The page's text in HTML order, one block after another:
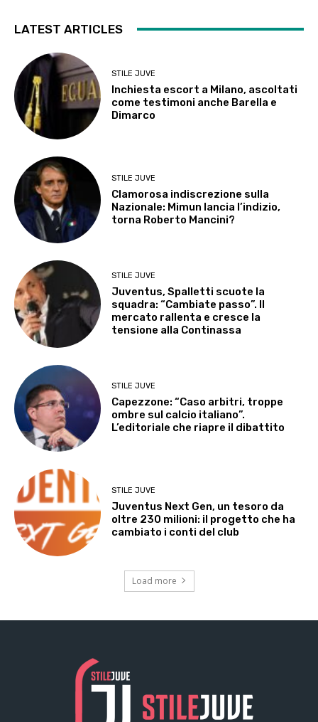
LATEST ARTICLES
STILE JUVE
Inchiesta escort a Milano, ascoltati
come testimoni anche Barella e
Dimarco
STILE JUVE
Clamorosa indiscrezione sulla
Nazionale: Mimun lancia l’indizio,
torna Roberto Mancini?
STILE JUVE
Juventus, Spalletti scuote la
squadra: “Cambiate passo”. Il
mercato rallenta e cresce la
tensione alla Continassa
STILE JUVE
Capezzone: “Caso arbitri, troppe
ombre sul calcio italiano”.
L’editoriale che riapre il dibattito
STILE JUVE
Juventus Next Gen, un tesoro da
oltre 230 milioni: il progetto che ha
cambiato i conti del club
Load more